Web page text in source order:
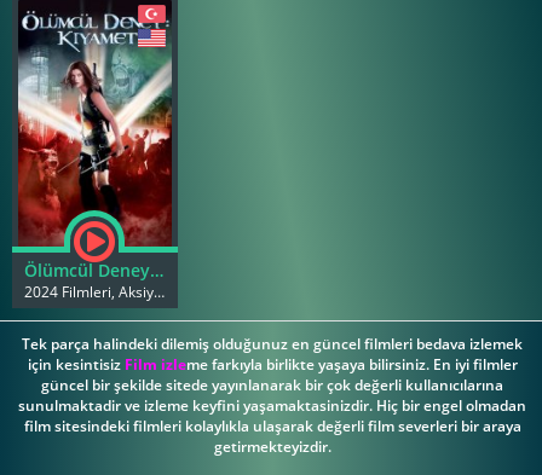
Ölümcül Deney 2 Kıyamet
2024 Filmleri, Aksiyon Filmleri
Tek parça halindeki dilemiş olduğunuz en güncel filmleri bedava izlemek
için kesintisiz Film izleme farkıyla birlikte yaşaya bilirsiniz. En iyi filmler
güncel bir şekilde sitede yayınlanarak bir çok değerli kullanıcılarına
sunulmaktadir ve izleme keyfini yaşamaktasinizdir. Hiç bir engel olmadan
film sitesindeki filmleri kolaylıkla ulaşarak değerli film severleri bir araya
getirmekteyizdir.